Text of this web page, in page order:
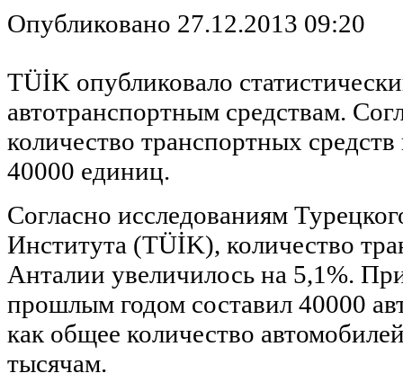
Опубликовано 27.12.2013 09:20
TÜİK опубликовало
автотранспортным средствам.
количество транспортных
40000 единиц.
Согласно исследованиям
Института (TÜİK), количество
Анталии увеличилось на 5,1%.
прошлым годом составил 40000
как общее количество
тысячам.